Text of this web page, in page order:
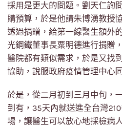
採用是更大的問題。劉天仁詢
購預算，於是他請朱博湧教授
透過捐贈，給第一線醫生額外
光鋼鐵董事長粟明德進行捐贈
醫院都有類似需求，於是又找
協助，說服政府疫情管理中心
於是，從二月初到三月中旬，
到有，35天內就送進全台灣
場，讓醫生可以放心地採檢病